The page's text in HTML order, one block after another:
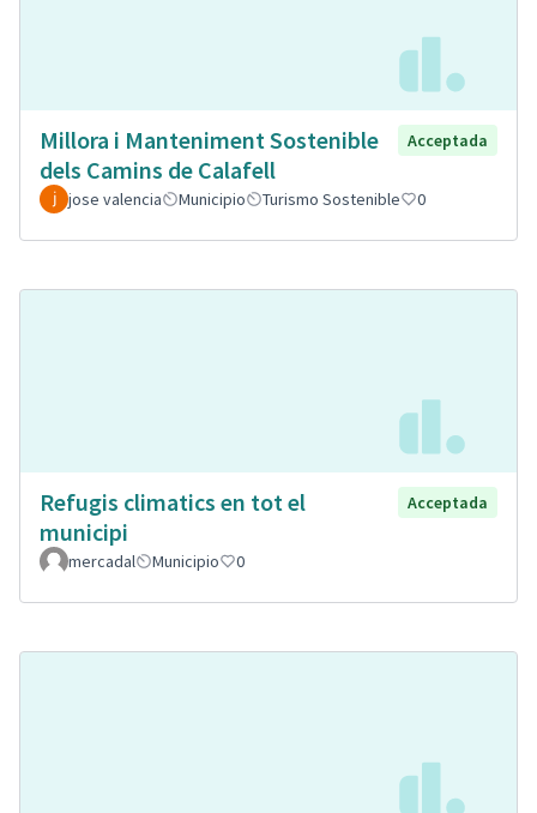
Millora i Manteniment Sostenible
dels Camins de Calafell
Acceptada
jose valencia Municipio Turismo Sostenible 0
Refugis climatics en tot el
municipi
Acceptada
mercadal Municipio 0